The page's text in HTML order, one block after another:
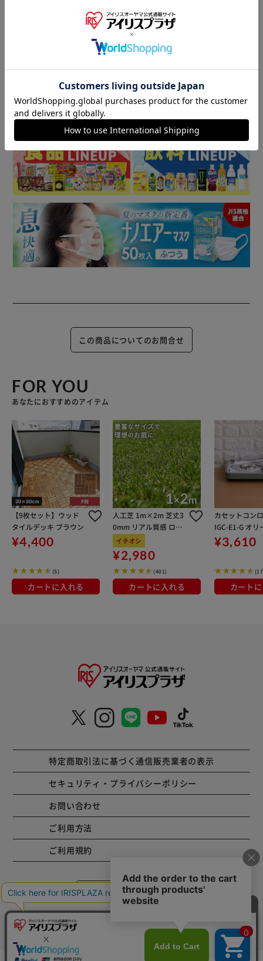
数量限定商品はご注文が完了しても完売になる場合がござい
ます。ご注文をいただいた後にお断りさせていただく場合が
商品情報
▼ 食品・飲料おすすめ ▼
この商品についてのお問合せ
FOR YOU
あなたにおすすめのアイテム
【9枚セット】ウッド
タイルデッキ ブラウン
¥4,400
(5)
カートに入れる
人工芝 1m×2m 芝丈3
0mm リアル質感 ロー
ルタイプ
イチオシ
¥2,980
(401)
カートに入れる
カセットコン
IGC-E1-G オリ
ーン
¥3,610
カート
特定商取引法に基づく通信販売業者の表示
セキュリティ・プライバシーポリシー
お問い合わせ
ご利用方法
ご利用規約
コーポレートサイト
Copyright © 2001 IRISPLAZA. ALL Rights Reserved.